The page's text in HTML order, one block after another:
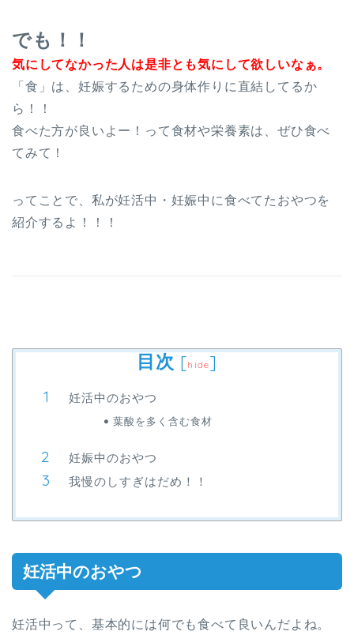
でも！！
気にしてなかった人は是非とも気にして欲しいなぁ。
「食」は、妊娠するための身体作りに直結してるか
ら！！
食べた方が良いよー！って食材や栄養素は、ぜひ食べ
てみて！
ってことで、私が妊活中・妊娠中に食べてたおやつを
紹介するよ！！！
目次 [hide]
妊活中のおやつ
葉酸を多く含む食材
妊娠中のおやつ
我慢のしすぎはだめ！！
妊活中のおやつ
妊活中って、基本的には何でも食べて良いんだよね。